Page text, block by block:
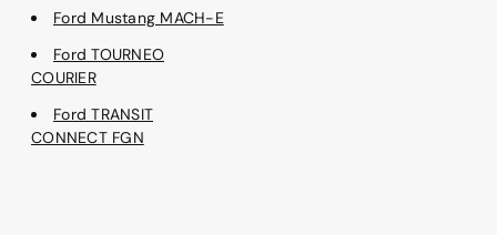
Ford Mustang MACH-E
Ford TOURNEO
COURIER
Ford TRANSIT
CONNECT FGN